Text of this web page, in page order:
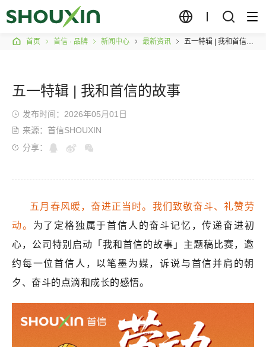
首页 首信 · 品牌 新闻中心 最新资讯 五一特辑 | 我和首信的故事
五一特辑 | 我和首信的故事
发布时间：2026年05月01日
来源：首信SHOUXIN
分享：
五月春风暖，奋进正当时。我们致敬奋斗、礼赞劳
动。 为了定格独属于首信人的奋斗记忆，传递奋进初
心，公司特别启动「我和首信的故事」主题稿比赛，邀
约每一位首信人，以笔墨为媒，诉说与首信并肩的朝
夕、奋斗的点滴和成长的感悟。